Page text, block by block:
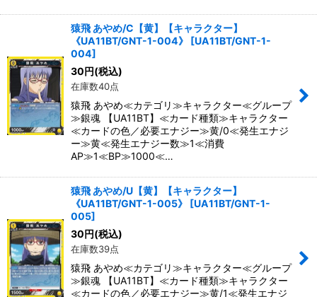
猿飛 あやめ/C【黄】【キャラクター】
《UA11BT/GNT-1-004》
[UA11BT/GNT-1-
004]
30円(税込)
在庫数40点
猿飛 あやめ≪カテゴリ≫キャラクター≪グループ
≫銀魂 【UA11BT】≪カード種類≫キャラクター
≪カードの色／必要エナジー≫黄/0≪発生エナジ
ー≫黄≪発生エナジー数≫1≪消費
AP≫1≪BP≫1000≪…
猿飛 あやめ/U【黄】【キャラクター】
《UA11BT/GNT-1-005》
[UA11BT/GNT-1-
005]
30円(税込)
在庫数39点
猿飛 あやめ≪カテゴリ≫キャラクター≪グループ
≫銀魂 【UA11BT】≪カード種類≫キャラクター
≪カードの色／必要エナジー≫黄/1≪発生エナジ